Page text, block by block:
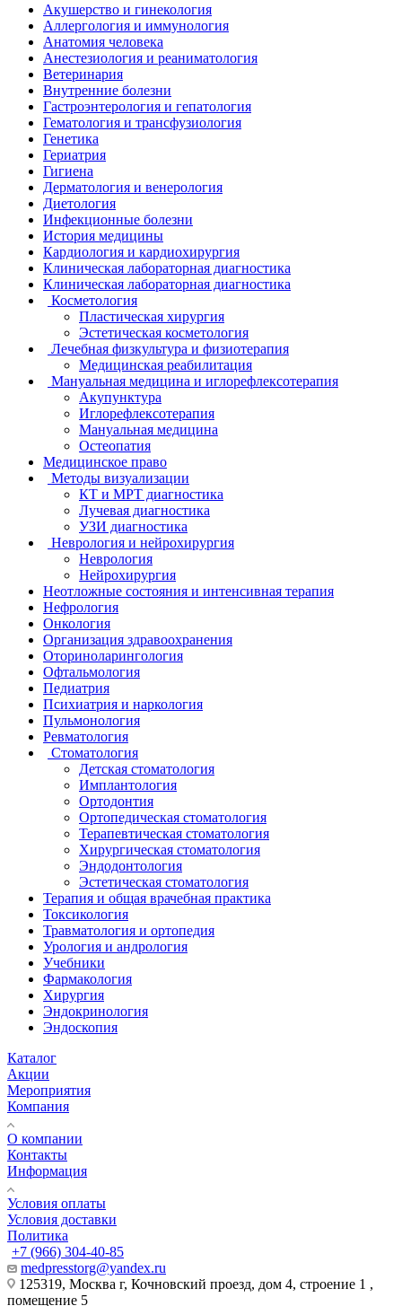
Акушерство и гинекология
Аллергология и иммунология
Анатомия человека
Анестезиология и реаниматология
Ветеринария
Внутренние болезни
Гастроэнтерология и гепатология
Гематология и трансфузиология
Генетика
Гериатрия
Гигиена
Дерматология и венерология
Диетология
Инфекционные болезни
История медицины
Кардиология и кардиохирургия
Клиническая лабораторная диагностика
Клиническая лабораторная диагностика
Косметология
Пластическая хирургия
Эстетическая косметология
Лечебная физкультура и физиотерапия
Медицинская реабилитация
Мануальная медицина и иглорефлексотерапия
Акупунктура
Иглорефлексотерапия
Мануальная медицина
Остеопатия
Медицинское право
Методы визуализации
КТ и МРТ диагностика
Лучевая диагностика
УЗИ диагностика
Неврология и нейрохирургия
Неврология
Нейрохирургия
Неотложные состояния и интенсивная терапия
Нефрология
Онкология
Организация здравоохранения
Оториноларингология
Офтальмология
Педиатрия
Психиатрия и наркология
Пульмонология
Ревматология
Стоматология
Детская стоматология
Имплантология
Ортодонтия
Ортопедическая стоматология
Терапевтическая стоматология
Хирургическая стоматология
Эндодонтология
Эстетическая стоматология
Терапия и общая врачебная практика
Токсикология
Травматология и ортопедия
Урология и андрология
Учебники
Фармакология
Хирургия
Эндокринология
Эндоскопия
Каталог
Акции
Мероприятия
Компания
О компании
Контакты
Информация
Условия оплаты
Условия доставки
Политика
+7 (966) 304-40-85
medpresstorg@yandex.ru
125319, Москва г, Кочновский проезд, дом 4, строение 1 ,
помещение 5